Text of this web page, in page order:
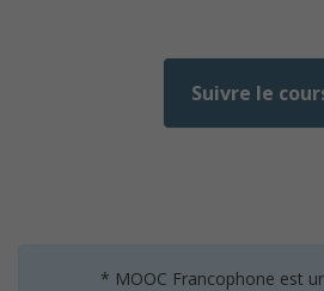
Suivre le
* MOOC Francophone est